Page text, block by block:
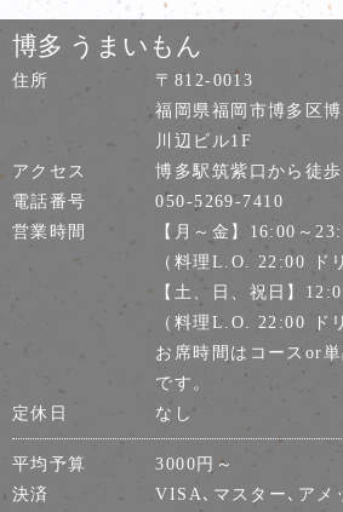
博多 うまいもん
住所
〒812-0013
福岡県福岡市博多区
川辺ビル1F
アクセス
博多駅筑紫口から徒
電話番号
050-5269-7410
営業時間
【月～金】16:00～
（料理L.O. 22:00 ド
【土、日、祝日】
（料理L.O. 22:00 ド
お席時間はコースor
です。
定休日
なし
平均予算
3000円～
決済
VISA､マスター､アメ